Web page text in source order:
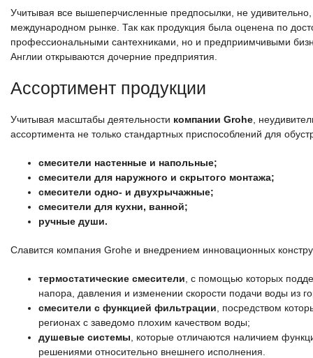
Учитывая все вышеперчисленные предпосылки, не удивительно,
международном рынке. Так как продукция была оценена по
профессиональными сантехниками, но и предприимчивыми
Англии открываются дочерние предприятия.
Ассортимент продукции
Учитывая масштабы деятельности компании Grohe ,
ассортимента не только стандартных приспособлений для
смесители настенные и напольные;
смесители для наружного и скрытого монтажа;
смесители одно- и двухрычажные;
смесители для кухни, ванной;
ручные души.
Славится компания Grohe и внедрением инновационных
термостатические смесители , с помощью которых
напора, давления и изменении скорости подачи воды из
смесители с функцией фильтрации , посредством
регионах с заведомо плохим качеством воды;
душевые системы , которые отличаются наличием
решениями относительно внешнего исполнения.